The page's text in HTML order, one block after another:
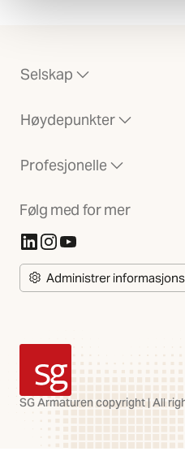
Selskap
Høydepunkter
Profesjonelle
Følg med for mer
(Åpnes i ny fane)
(Åpnes i ny fane)
(Åpnes i ny fane)
Administrer
SG Armaturen
SG Armaturen copyright | All